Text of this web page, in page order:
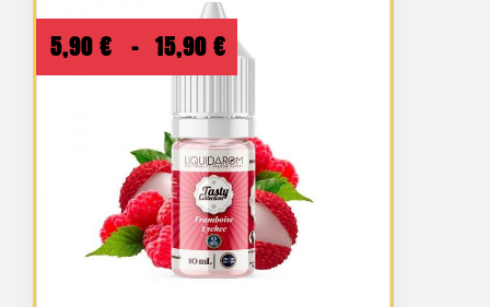
5,90 € – 15,90 € Plage
de
prix :
5,90 €
à
15,90 €